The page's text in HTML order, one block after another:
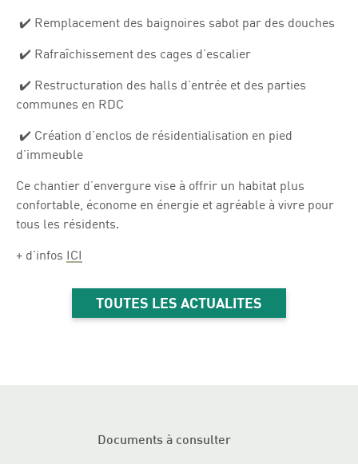
✔️ Remplacement des baignoires sabot par des douches
✔️ Rafraîchissement des cages d’escalier
✔️ Restructuration des halls d’entrée et des parties
communes en RDC
✔️ Création d’enclos de résidentialisation en pied
d’immeuble
Ce chantier d’envergure vise à offrir un habitat plus
confortable, économe en énergie et agréable à vivre pour
tous les résidents.
+ d’infos ICI
TOUTES LES ACTUALITES
Documents à consulter